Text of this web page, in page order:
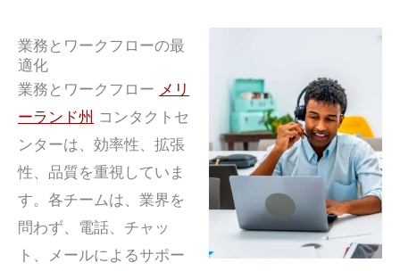
業務とワークフローの最
適化
業務とワークフロー メリ
ーランド州 コンタクトセ
ンターは、効率性、拡張
性、品質を重視していま
す。各チームは、業界を
問わず、電話、チャッ
ト、メールによるサポー